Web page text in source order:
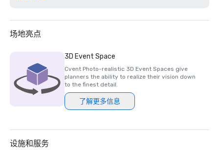
o #139 美国最佳酒店
o #54 美国最佳度假村
o #41 万豪国际酒店
o #6 拉斯维加斯大道
•《福布斯旅游指南》明星奖
o 度假村-推荐
o 水疗中心 4 星级
• AAA 四钻度假村
o 最佳整体餐饮
场地亮点
3D Event Space
Cvent Photo-realistic 3D Event Spaces give
planners the ability to realize their vision down
to the finest detail.
了解更多信息
设施和服务